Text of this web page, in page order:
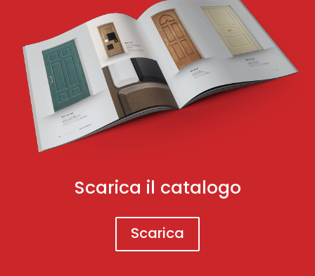
Scarica il catalogo
Scarica